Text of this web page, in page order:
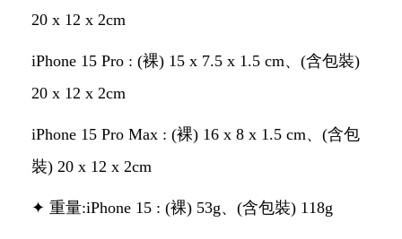
20 x 12 x 2cm
iPhone 15 Pro : (裸) 15 x 7.5 x 1.5 cm、(含包裝)
20 x 12 x 2cm
iPhone 15 Pro Max : (裸) 16 x 8 x 1.5 cm、(含包
裝) 20 x 12 x 2cm
✦ 重量:iPhone 15 : (裸) 53g、(含包裝) 118g